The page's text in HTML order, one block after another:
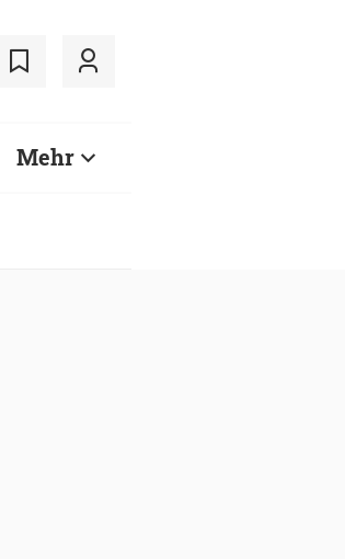
Mehr